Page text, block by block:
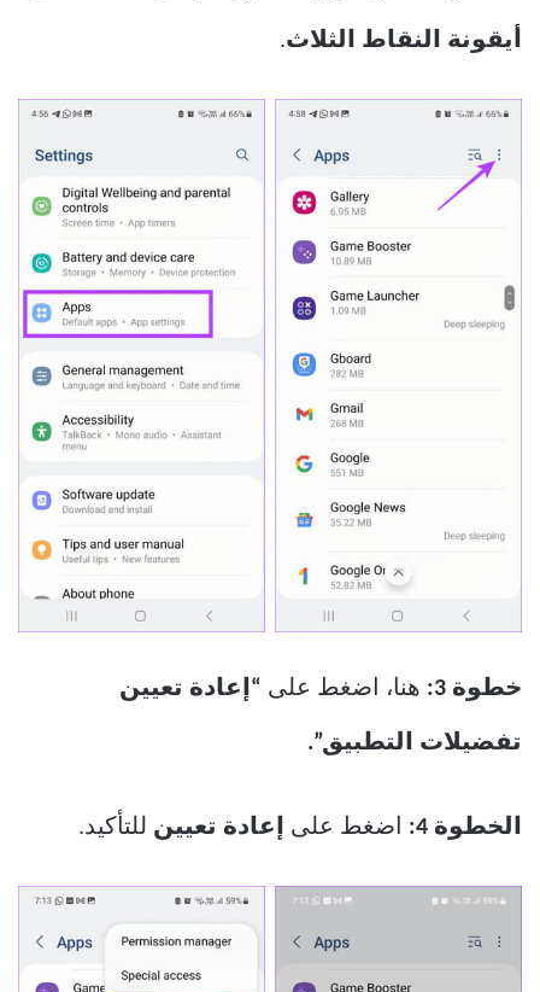
أيقونة النقاط الثلاث.
خطوة 3: هنا، اضغط على “إعادة تعيين
تفضيلات التطبيق”.
الخطوة 4: اضغط على إعادة تعيين للتأكيد.